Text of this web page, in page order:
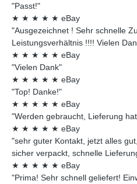
"Passt!"
★ ★ ★ ★ ★ eBay
"Ausgezeichnet ! Sehr schnelle
Leistungsverhältnis !!!! Vielen
★ ★ ★ ★ ★ eBay
"Vielen Dank"
★ ★ ★ ★ ★ eBay
"Top! Danke!"
★ ★ ★ ★ ★ eBay
"Werden gebraucht, Lieferung
★ ★ ★ ★ ★ eBay
"sehr guter Kontakt, jetzt alles
sicher verpackt, schnelle
★ ★ ★ ★ ★ eBay
"Prima! Sehr schnell geliefert!